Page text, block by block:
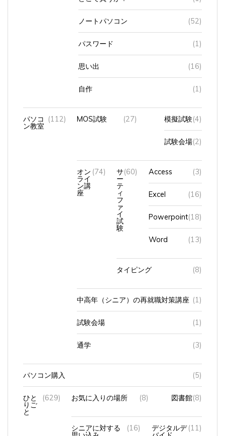
ノートパソコン (52)
パスワード (1)
思い出 (16)
自作 (1)
パソコ
ン教室
(112) MOS試験 (27) 模擬試験 (4)
試験会場 (2)
オン
ライ
ン講
座
(74) サ
ー
テ
ィ
フ
ァ
イ
試
験
(60) Access (3)
Excel (16)
Powerpoint (18)
Word (13)
タイピング (8)
中高年（シニア）の再就職対策講座 (1)
試験会場 (1)
通学 (3)
パソコン購入 (5)
ひと
りご
と
(629) お気に入りの場所 (8) 図書館(8)
シニアに対する
思い込み
(16) デジタルデ
バイド
(11)